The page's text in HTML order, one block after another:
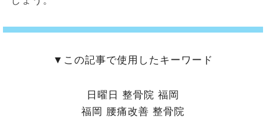
▼この記事で使用したキーワード
日曜日 整骨院 福岡
福岡 腰痛改善 整骨院